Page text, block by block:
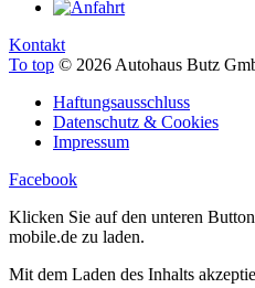
Kontakt
To top © 2026 Autohaus Butz
Haftungsausschluss
Datenschutz & Cookies
Impressum
Facebook
Klicken Sie auf den unteren
mobile.de zu laden.
Mit dem Laden des Inhalts